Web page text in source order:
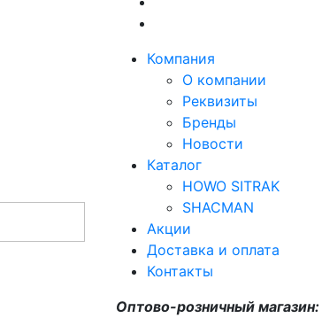
Компания
О компании
Реквизиты
Бренды
Новости
Каталог
HOWO SITRAK
SHACMAN
Акции
Доставка и оплата
Контакты
Оптово-розничный магазин: